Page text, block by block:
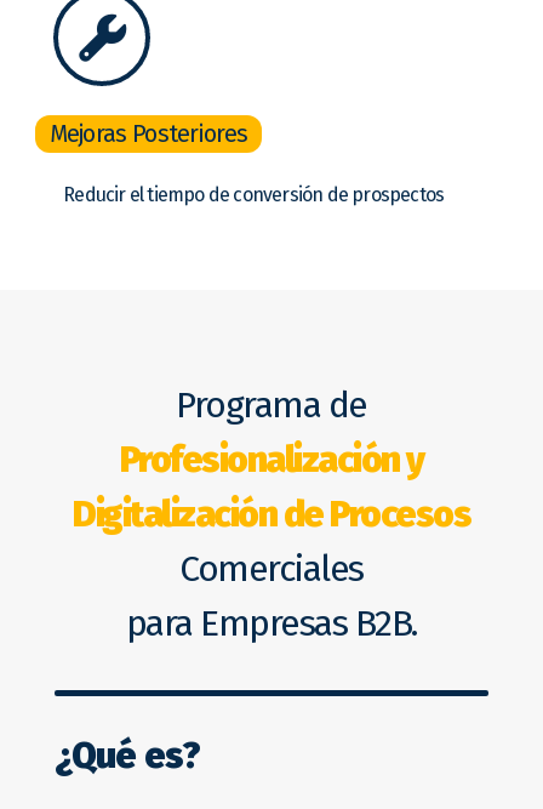
Mejoras Posteriores
Reducir el tiempo de conversión de prospectos
Programa de
Profesionalización y
Digitalización de Procesos
Comerciales
para Empresas B2B.
¿Qué es?